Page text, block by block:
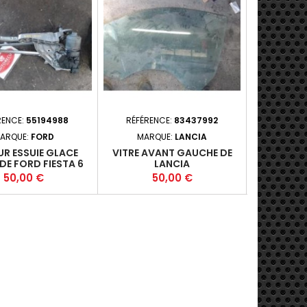
55194988
FORD
ESSUIE GLACE
FORD FIESTA 6
PHASE 2
Prix
50,00 €
RÉFÉRENCE: 83437992
MARQUE: LANCIA
VITRE AVANT GAUCHE DE
LANCIA
Prix
50,00 €
PORTE
FORD